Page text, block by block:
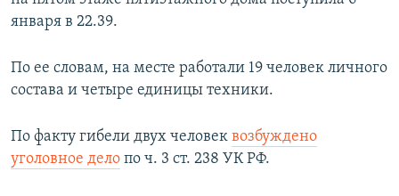
января в 22.39.
По ее словам, на месте работали 19 человек личного
состава и четыре единицы техники.
По факту гибели двух человек возбуждено
уголовное дело по ч. 3 ст. 238 УК РФ.